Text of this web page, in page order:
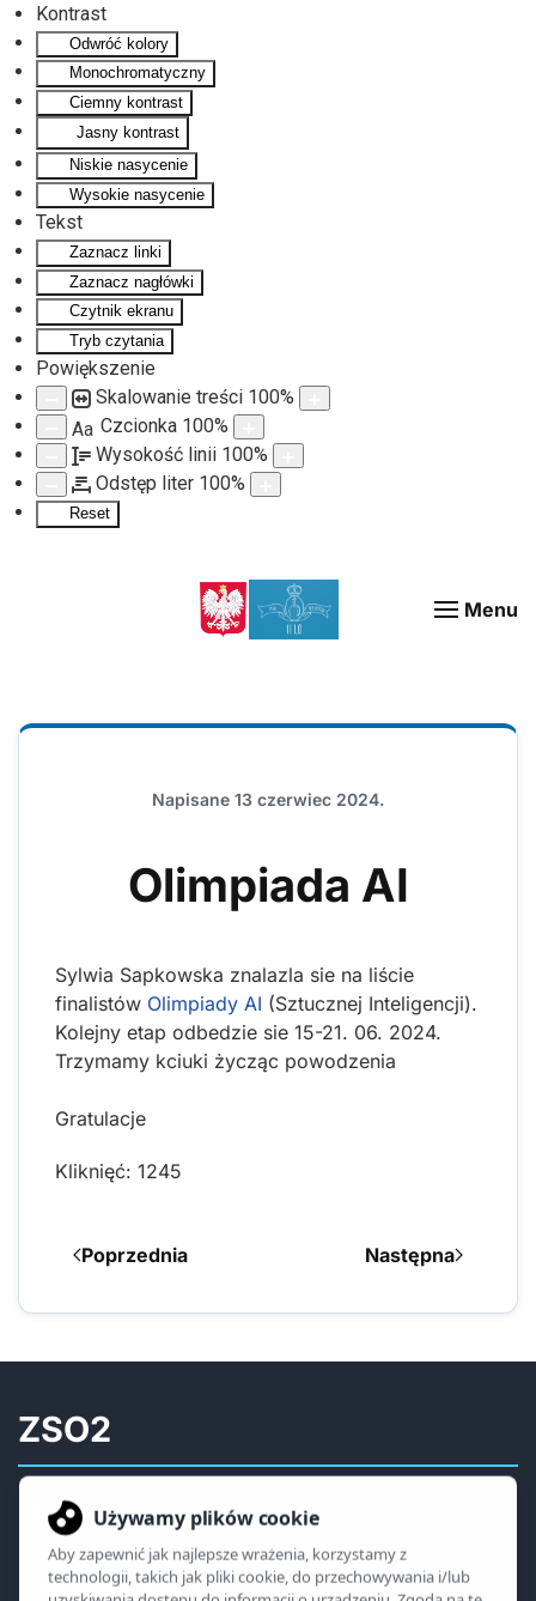
Kontrast
Odwróć kolory
Monochromatyczny
Ciemny kontrast
Jasny kontrast
Niskie nasycenie
Wysokie nasycenie
Tekst
Zaznacz linki
Zaznacz nagłówki
Czytnik ekranu
Tryb czytania
Powiększenie
Skalowanie treści 100%
Aa Czcionka 100%
Wysokość linii 100%
Odstęp liter 100%
Reset
Menu
Napisane 13 czerwiec 2024.
Olimpiada AI
Sylwia Sapkowska znalazla sie na liście
finalistów Olimpiady AI (Sztucznej Inteligencji).
Kolejny etap odbedzie sie 15-21. 06. 2024.
Trzymamy kciuki życząc powodzenia
Gratulacje
Kliknięć: 1245
Poprzednia Następna
ZSO2
Biblioteka
Informacje i regulamin
Biblioteka online